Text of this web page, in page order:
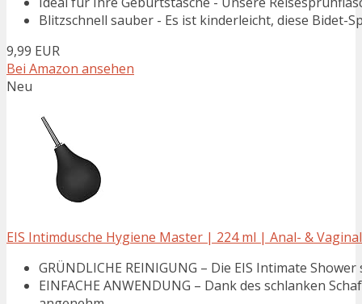
Blitzschnell sauber - Es ist kinderleicht, diese Bidet-
9,99 EUR
Bei Amazon ansehen
Neu
EIS Intimdusche Hygiene Master | 224 ml | Anal- &
GRÜNDLICHE REINIGUNG – Die EIS Intimate
EINFACHE ANWENDUNG – Dank des schlanken